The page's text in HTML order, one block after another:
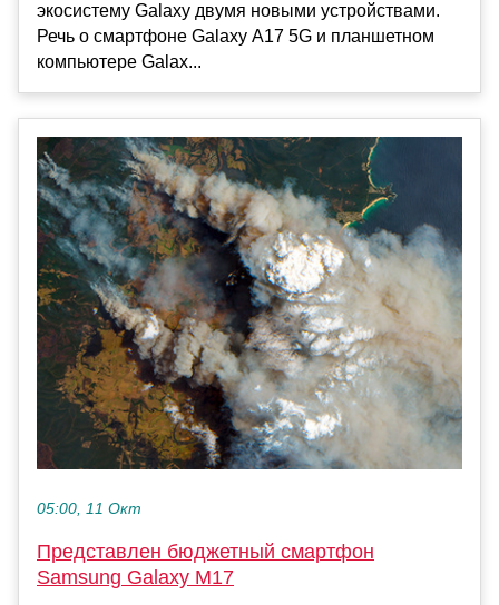
экосистему Galaxy двумя новыми устройствами.
Речь о смартфоне Galaxy A17 5G и планшетном
компьютере Galax...
05:00, 11 Окт
Представлен бюджетный смартфон
Samsung Galaxy M17